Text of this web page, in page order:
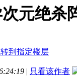
元绝杀
| 只看该作者